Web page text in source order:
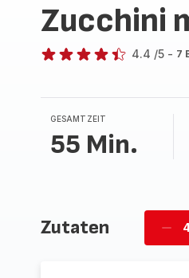
Zucchini
4.4 /5 - 7
GESAMTZEIT
55 Min.
Zutaten